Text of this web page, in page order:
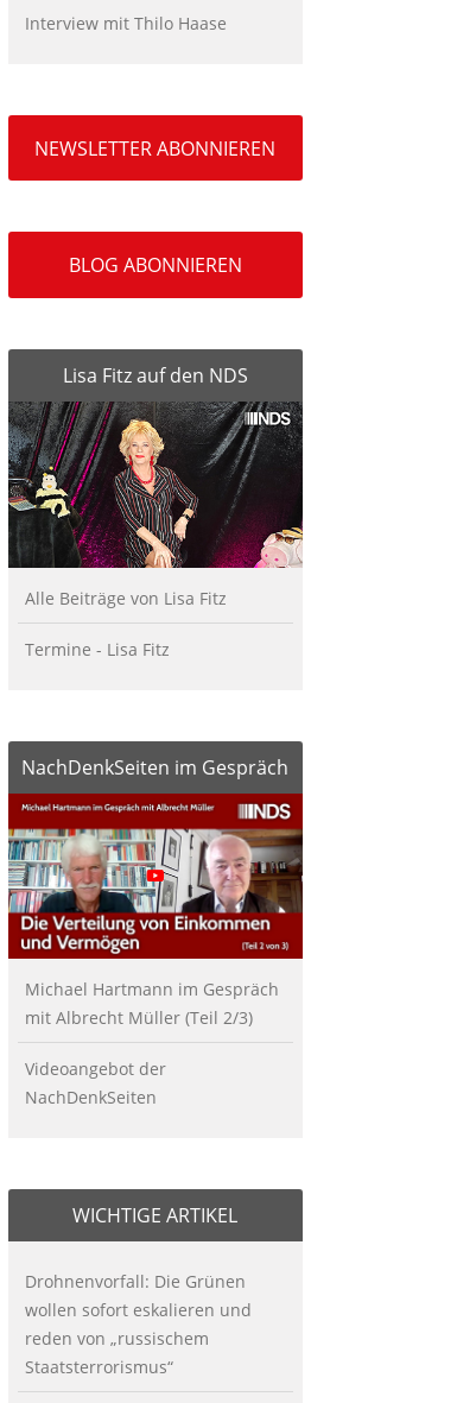
Interview mit Thilo Haase
NEWSLETTER ABONNIEREN
BLOG ABONNIEREN
Lisa Fitz auf den NDS
Alle Beiträge von Lisa Fitz
Termine - Lisa Fitz
NachDenkSeiten im Gespräch
Michael Hartmann im Gespräch
mit Albrecht Müller (Teil 2/3)
Videoangebot der
NachDenkSeiten
WICHTIGE ARTIKEL
Drohnenvorfall: Die Grünen
wollen sofort eskalieren und
reden von „russischem
Staatsterrorismus“